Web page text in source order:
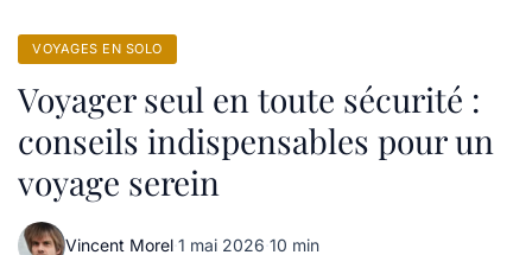
VOYAGES EN SOLO
Voyager seul en toute sécurité :
conseils indispensables pour un
voyage serein
Vincent Morel·1 mai 2026·10 min